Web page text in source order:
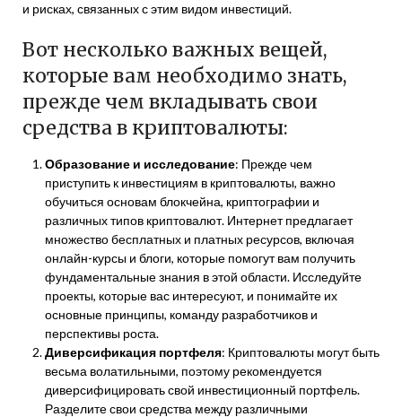
и рисках, связанных с этим видом инвестиций.
Вот несколько важных вещей,
которые вам необходимо знать,
прежде чем вкладывать свои
средства в криптовалюты:
Образование и исследование: Прежде чем
приступить к инвестициям в криптовалюты, важно
обучиться основам блокчейна, криптографии и
различных типов криптовалют. Интернет предлагает
множество бесплатных и платных ресурсов, включая
онлайн-курсы и блоги, которые помогут вам получить
фундаментальные знания в этой области. Исследуйте
проекты, которые вас интересуют, и понимайте их
основные принципы, команду разработчиков и
перспективы роста.
Диверсификация портфеля: Криптовалюты могут быть
весьма волатильными, поэтому рекомендуется
диверсифицировать свой инвестиционный портфель.
Разделите свои средства между различными